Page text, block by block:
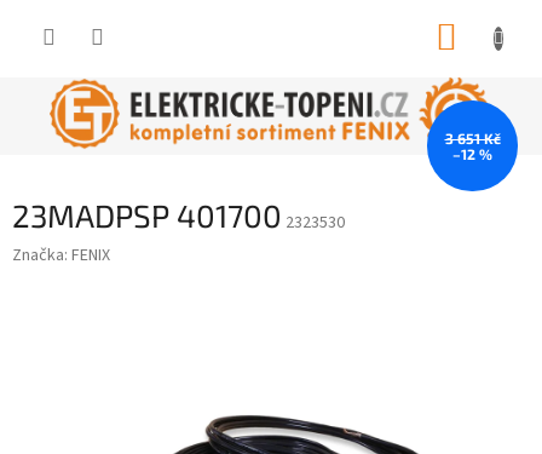
23MADPSP 401700 2323530
Značka: FENIX
3 651 Kč
–12 %